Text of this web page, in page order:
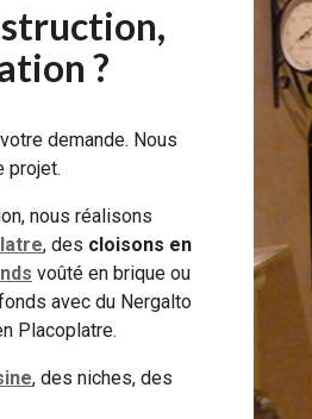
?
demande. Nous
projet.
nous réalisons
, des cloisons en
voûté en brique ou
avec du Nergalto
Placoplatre.
, des niches, des